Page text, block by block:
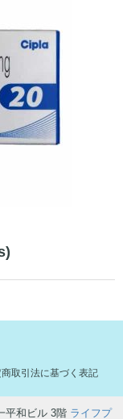
取引法に基づく表記
平和ビル 3階 ライフプ